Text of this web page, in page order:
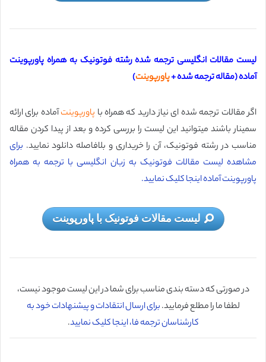
لیست مقالات انگلیسی ترجمه شده رشته فوتونیک به همراه پاورپوینت
آماده (مقاله ترجمه شده +پاورپوینت)
اگر مقالات ترجمه شده ای نیاز دارید که همراه با پاورپوینتآماده برای ارائه
سمینار باشند میتوانید این لیست را بررسی کرده و بعد از پیدا کردن مقاله
مناسب در رشته فوتونیک، آن را خریداری و بلافاصله دانلود نمایید. برای
مشاهده لیست مقالات فوتونیک به زبان انگلیسی با ترجمه به همراه
پاورپوینت آماده اینجا کلیک نمایید.
لیست مقالات فوتونیک با پاورپوینت
در صورتی که دسته بندی مناسب برای شما در این لیست موجود نیست،
لطفا ما را مطلع فرمایید.برای ارسال انتقادات و پیشنهادات خود به
کارشناسان ترجمه فا، اینجا کلیک نمایید.